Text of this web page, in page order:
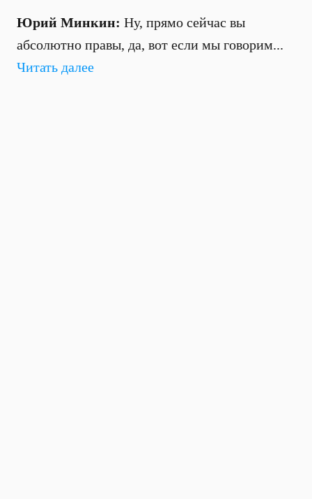
Юрий Минкин: Ну, прямо сейчас вы
абсолютно правы, да, вот если мы говорим...
Читать далее